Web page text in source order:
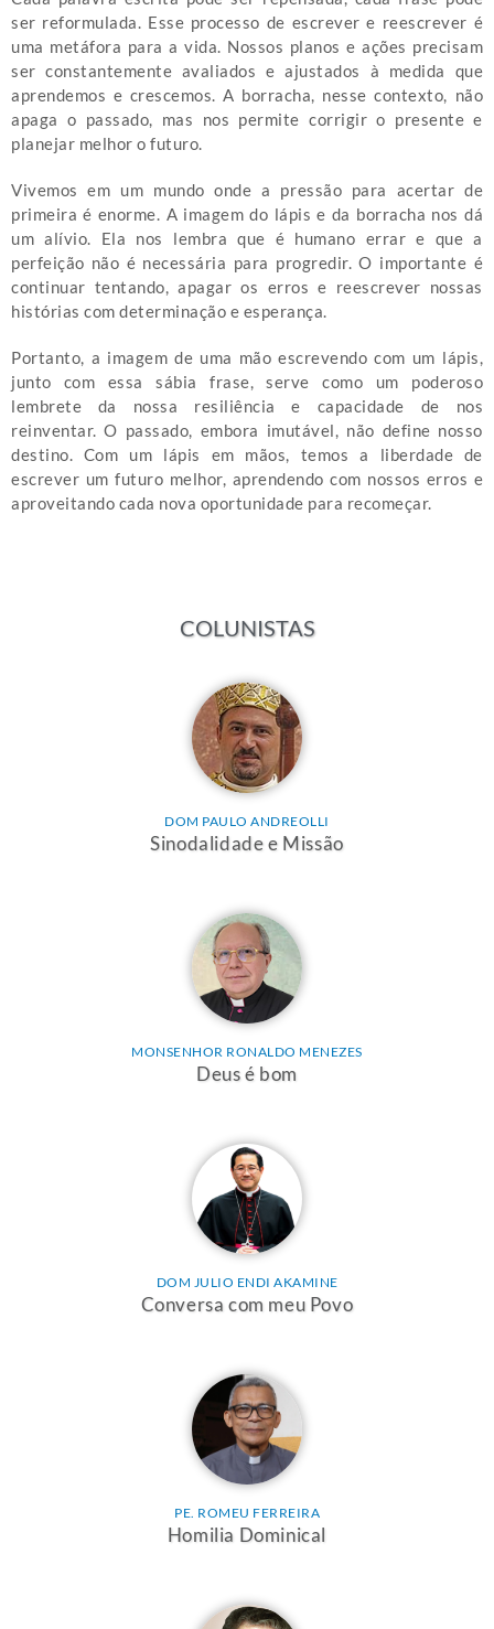
ser reformulada. Esse processo de escrever e reescrever é
uma metáfora para a vida. Nossos planos e ações precisam
ser constantemente avaliados e ajustados à medida que
aprendemos e crescemos. A borracha, nesse contexto, não
apaga o passado, mas nos permite corrigir o presente e
planejar melhor o futuro.
Vivemos em um mundo onde a pressão para acertar de
primeira é enorme. A imagem do lápis e da borracha nos dá
um alívio. Ela nos lembra que é humano errar e que a
perfeição não é necessária para progredir. O importante é
continuar tentando, apagar os erros e reescrever nossas
histórias com determinação e esperança.
Portanto, a imagem de uma mão escrevendo com um lápis,
junto com essa sábia frase, serve como um poderoso
lembrete da nossa resiliência e capacidade de nos
reinventar. O passado, embora imutável, não define nosso
destino. Com um lápis em mãos, temos a liberdade de
escrever um futuro melhor, aprendendo com nossos erros e
aproveitando cada nova oportunidade para recomeçar.
COLUNISTAS
DOM PAULO ANDREOLLI
Sinodalidade e Missão
MONSENHOR RONALDO MENEZES
Deus é bom
DOM JULIO ENDI AKAMINE
Conversa com meu Povo
PE. ROMEU FERREIRA
Homilia Dominical